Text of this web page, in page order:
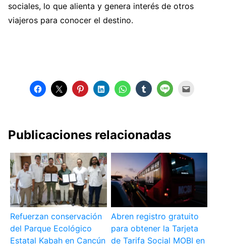
sociales, lo que alienta y genera interés de otros
viajeros para conocer el destino.
Publicaciones relacionadas
Refuerzan conservación
del Parque Ecológico
Estatal Kabah en Cancún
Abren registro gratuito
para obtener la Tarjeta
de Tarifa Social MOBI en